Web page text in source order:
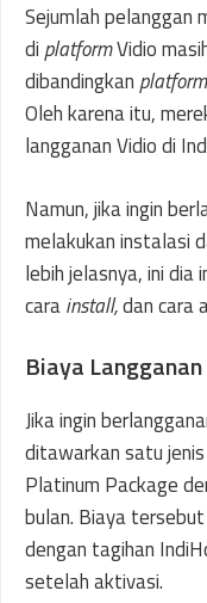
Sejumlah pelanggan
di platformVidio
dibandingkan platform
Oleh karena itu,
langganan Vidio di
Namun, jika ingin
melakukan instalasi
lebih jelasnya, ini
carainstall,dan cara
Biaya
Jika ingin
ditawarkan satu
Platinum Package
bulan. Biaya
dengan tagihan
setelah aktivasi.